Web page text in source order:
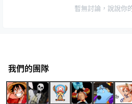
暫無討論，說說你
我們的團隊